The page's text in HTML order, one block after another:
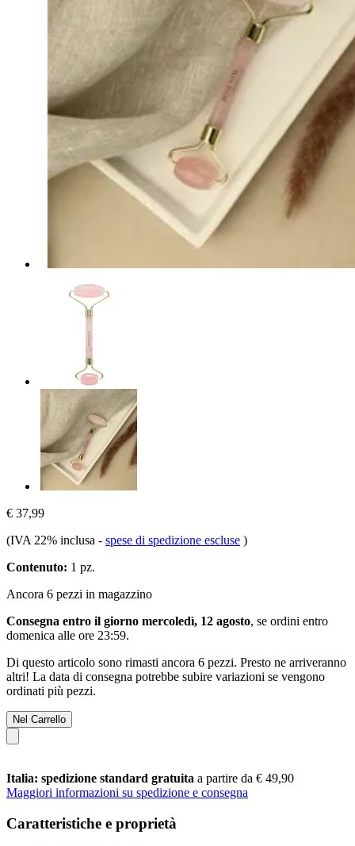
€ 37,99
(IVA 22% inclusa - spese di spedizione escluse )
Contenuto: 1 pz.
Ancora 6 pezzi in magazzino
Consegna entro il giorno mercoledì, 12 agosto, se ordini entro
domenica alle ore 23:59.
Di questo articolo sono rimasti ancora 6 pezzi. Presto ne arriveranno
altri! La data di consegna potrebbe subire variazioni se vengono
ordinati più pezzi.
Nel Carrello
Italia: spedizione standard gratuita a partire da € 49,90
Maggiori informazioni su spedizione e consegna
Caratteristiche e proprietà